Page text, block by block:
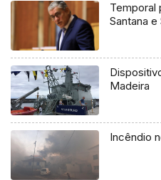
Temporal
Santana
Madeira
Incêndio